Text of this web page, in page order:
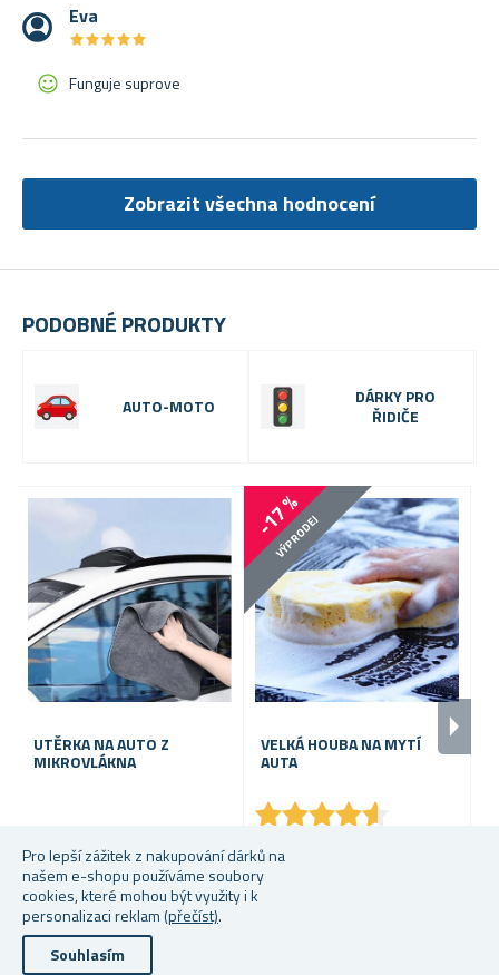
Pro lepší zážitek z nakupování dárků na
našem e-shopu používáme soubory
cookies, které mohou být využity i k
personalizaci reklam (přečíst).
Souhlasím
PODOBNÉ PRODUKTY
AUTO-MOTO
DÁRKY PRO
ŘIDIČE
UTĚRKA NA AUTO Z
MIKROVLÁKNA
69 Kč
Skladem
-17 %
VÝPRODEJ
VELKÁ HOUBA NA MYTÍ
AUTA
★★★★★
★★★★★
35 Kč
29 Kč
Skladem
Eva
★★★★★
★★★★★
Funguje suprove
Zobrazit všechna hodnocení